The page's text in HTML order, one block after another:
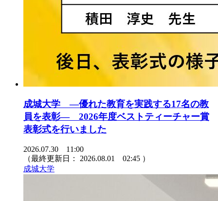
成城大学 ―優れた教育を実践する17名の教
員を表彰― 2026年度ベストティーチャー賞
表彰式を行いました
2026.07.30 11:00
（最終更新日： 2026.08.01 02:45 ）
成城大学